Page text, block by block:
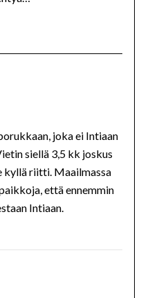
joka ei Intiaan
siellä 3,5 kk joskus
kyllä riitti. Maailmassa
että ennemmin
Intiaan.